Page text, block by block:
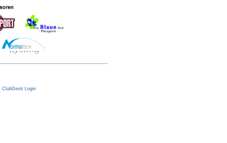
ClubDesk Login